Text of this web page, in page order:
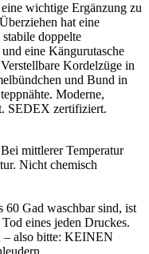
wichtige Ergänzung zu
hat eine
stabile doppelte
eine Kängurutasche
Kordelzüge in
und Bund in
Moderne,
SEDEX zertifiziert.
mittlerer Temperatur
Nicht chemisch
Gad waschbar sind, ist
eines jeden Druckes.
– also bitte: KEINEN